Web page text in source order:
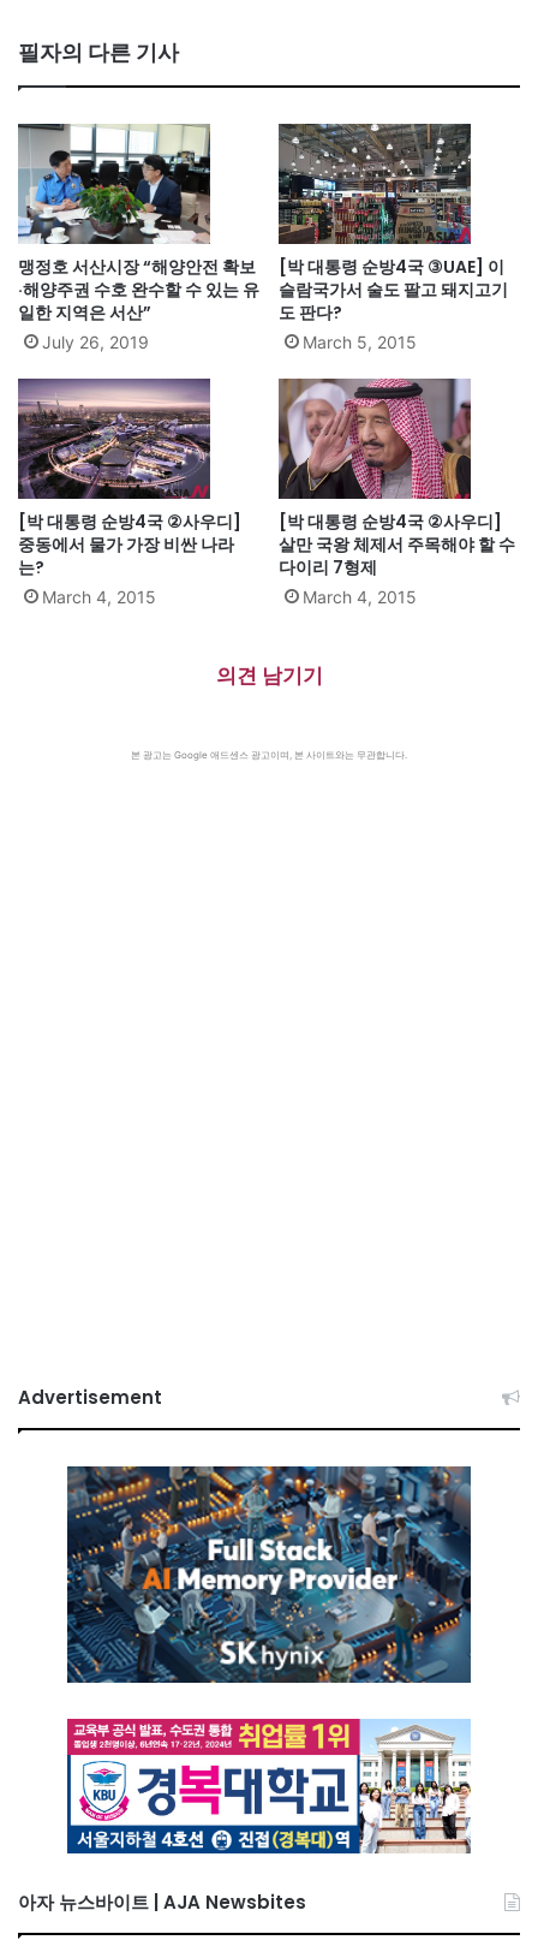
필자의 다른 기사
맹정호 서산시장 “해양안전 확보
·해양주권 수호 완수할 수 있는 유
일한 지역은 서산”
July 26, 2019
[박 대통령 순방4국 ③UAE] 이
슬람국가서 술도 팔고 돼지고기
도 판다?
March 5, 2015
[박 대통령 순방4국 ②사우디]
중동에서 물가 가장 비싼 나라
는?
March 4, 2015
[박 대통령 순방4국 ②사우디]
살만 국왕 체제서 주목해야 할 수
다이리 7형제
March 4, 2015
의견 남기기
본 광고는 Google 애드센스 광고이며, 본 사이트와는 무관합니다.
Advertisement
아자 뉴스바이트 | AJA Newsbites